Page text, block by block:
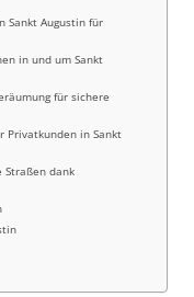
Sankt Augustin für
in und um Sankt
für sichere
Privatkunden in Sankt
Straßen dank